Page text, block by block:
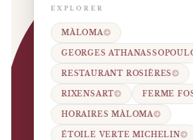
EXPLORER
MÀLOMA
GEORGES
RESTAURANT ROSIÈRES
RIXENSART FERME
HORAIRES MÀLOMA
ÉTOILE VERTE MICHELIN